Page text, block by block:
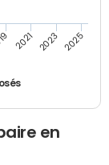
2021 2023 2025
en